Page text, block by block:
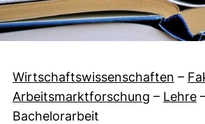
Wirtschaftswissenschaften –
Arbeitsmarktforschung – Lehre
Bachelorarbeit